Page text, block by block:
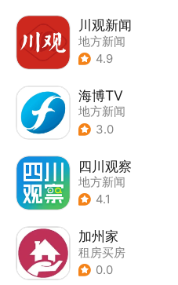
川观新闻
地方新闻
4.9
海博TV
地方新闻
3.0
四川观察
地方新闻
4.1
加州家
租房买房
0.0